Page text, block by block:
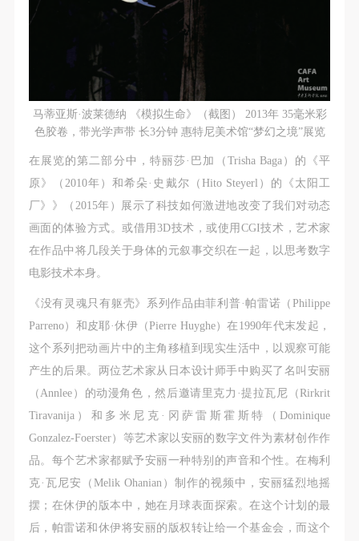
马蒂亚斯·波莱德纳 《模拟生命》（截图） 2013年 35毫米彩
色胶卷，带光学声带 长3分钟 惠特尼美术馆“梦幻之境”展览
在展览的第二部分中，特丽莎·巴加（Trisha Baga）的《平
原》（2010年）和希朵·史戴尔（Hito Steyerl）的《太阳工
厂》》（2015年）展示了科技如何激进地改变了我们对动态
画面的体验方式。或借用3D技术，或使用CGI技术，艺术家
在作品中将几段关于身体的元叙事交织在一起，以思考数字
电影技术本身。
《没有灵魂只有躯壳》系列作品由菲利普·帕雷诺（Philippe
Parreno）和皮耶·休伊（Pierre Huyghe）在1990年代末发起，
这个系列把动画片中的主角移植到现实生活中，以观察可能
产生的后果。两位艺术家从日本设计师手中购买了名叫安丽
（Annlee）的动漫角色，然后邀请里克力·提拉瓦尼（Rirkrit
Tiravanija）和多米尼克·冈萨雷斯霍斯特（Dominique
Gonzalez-Foerster）等艺术家以安丽的数字文件为素材创作作
品。每个艺术家都赋予安丽一种特别的声音和个性。在梅利
克·瓦尼安（Melik Ohanian）制作的视频中，安丽猛烈地摇
摆；在休伊的版本中，她在月球表面探索。在这个计划的最
后，帕雷诺和休伊将安丽的版权转让给一个基金会，而这个